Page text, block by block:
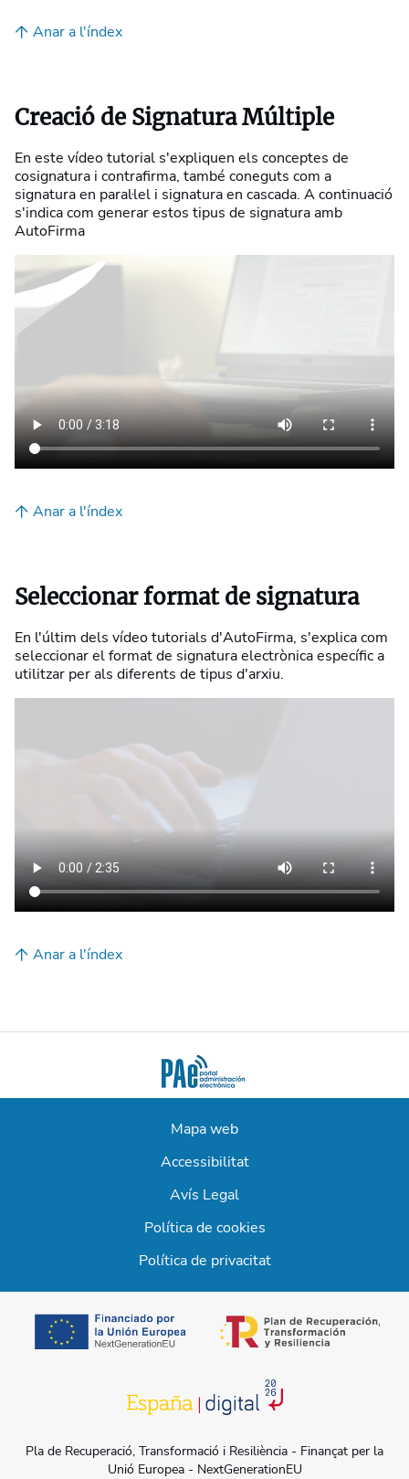
Anar a l'índex
Creació de Signatura Múltiple
En este vídeo tutorial s'expliquen els conceptes de
cosignatura i contrafirma, també coneguts com a
signatura en paral·lel i signatura en cascada. A continuació
s'indica com generar estos tipus de signatura amb
AutoFirma
Anar a l'índex
Seleccionar format de signatura
En l'últim dels vídeo tutorials d'AutoFirma, s'explica com
seleccionar el format de signatura electrònica específic a
utilitzar per als diferents de tipus d'arxiu.
Anar a l'índex
Mapa web
Accessibilitat
Avís Legal
Política de cookies
Política de privacitat
opens in a new
opens in a new tab
Pla de Recuperació, Transformació i Resiliència - Finançat per la
Unió Europea - NextGenerationEU